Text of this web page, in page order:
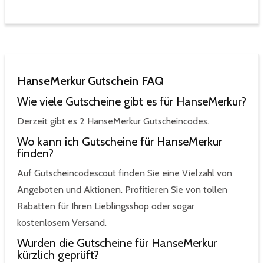
HanseMerkur Gutschein FAQ
Wie viele Gutscheine gibt es für HanseMerkur?
Derzeit gibt es 2 HanseMerkur Gutscheincodes.
Wo kann ich Gutscheine für HanseMerkur
finden?
Auf Gutscheincodescout finden Sie eine Vielzahl von
Angeboten und Aktionen. Profitieren Sie von tollen
Rabatten für Ihren Lieblingsshop oder sogar
kostenlosem Versand.
Wurden die Gutscheine für HanseMerkur
kürzlich geprüft?